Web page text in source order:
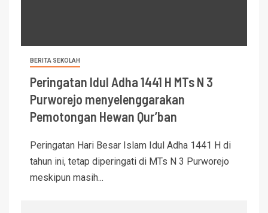
BERITA SEKOLAH
Peringatan Idul Adha 1441 H MTs N 3
Purworejo menyelenggarakan
Pemotongan Hewan Qur’ban
Peringatan Hari Besar Islam Idul Adha 1441 H di
tahun ini, tetap diperingati di MTs N 3 Purworejo
meskipun masih...